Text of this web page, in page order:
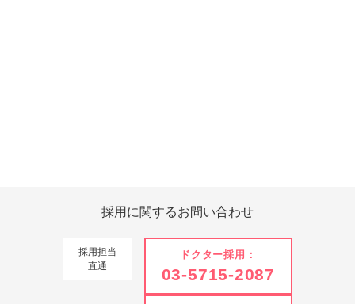
採用に関するお問い合わせ
採用担当
直通
ドクター採用：
03-5715-2087